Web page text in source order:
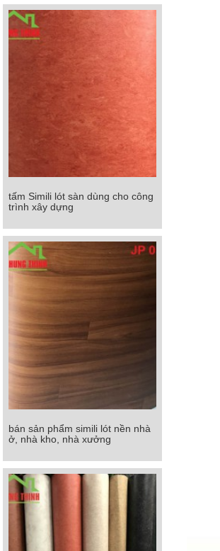
tấm Simili lót sàn dùng cho công
Chi tiết
tấm Simili lót sàn dùng cho công
trình xây dựng
bán sản phẩm simili lót nền nhà
ở, nhà kho, nhà xưởng
Chi tiết
bán sản phẩm simili lót nền nhà
ở, nhà kho, nhà xưởng